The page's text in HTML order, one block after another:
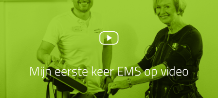
Mijn eerste keer EMS op video